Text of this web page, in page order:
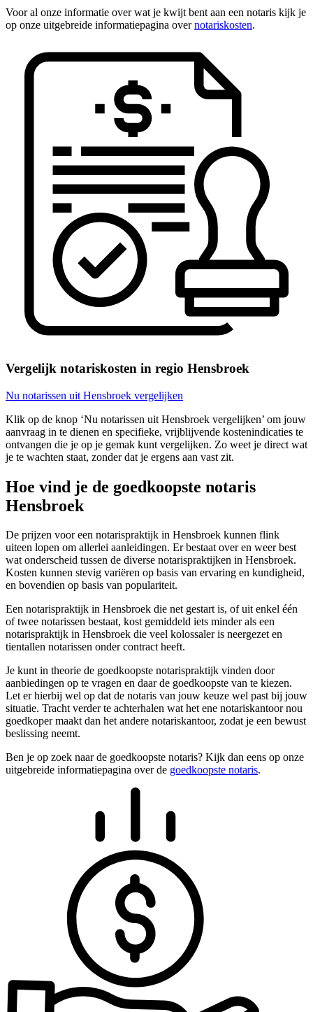
Voor al onze informatie over wat je kwijt bent aan een notaris kijk je
op onze uitgebreide informatiepagina overnotariskosten.
Vergelijk notariskosten in regio Hensbroek
Nu notarissen uit Hensbroek vergelijken
Klik op de knop ‘Nu notarissen uit Hensbroek vergelijken’ om jouw
aanvraag in te dienen en specifieke, vrijblijvende kostenindicaties te
ontvangen die je op je gemak kunt vergelijken. Zo weet je direct wat
je te wachten staat, zonder dat je ergens aan vast zit.
Hoe vind je de goedkoopste notaris
Hensbroek
De prijzen voor een notarispraktijk in Hensbroek kunnen flink
uiteen lopen om allerlei aanleidingen. Er bestaat over en weer best
wat onderscheid tussen de diverse notarispraktijken in Hensbroek.
Kosten kunnen stevig variëren op basis van ervaring en kundigheid,
en bovendien op basis van populariteit.
Een notarispraktijk in Hensbroek die net gestart is, of uit enkel één
of twee notarissen bestaat, kost gemiddeld iets minder als een
notarispraktijk in Hensbroek die veel kolossaler is neergezet en
tientallen notarissen onder contract heeft.
Je kunt in theorie de goedkoopste notarispraktijk vinden door
aanbiedingen op te vragen en daar de goedkoopste van te kiezen.
Let er hierbij wel op dat de notaris van jouw keuze wel past bij jouw
situatie. Tracht verder te achterhalen wat het ene notariskantoor nou
goedkoper maakt dan het andere notariskantoor, zodat je een bewust
beslissing neemt.
Ben je op zoek naar de goedkoopste notaris? Kijk dan eens op onze
uitgebreide informatiepagina over de goedkoopste notaris.